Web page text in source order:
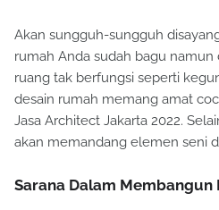
Akan sungguh-sungguh
rumah Anda sudah bagu
ruang tak berfungsi seperti
desain rumah memang amat
Jasa Architect Jakarta 2022.
akan memandang elemen seni
Sarana Dalam Membangun